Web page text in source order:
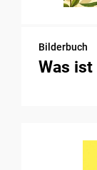
Bilderbuch
Was ist